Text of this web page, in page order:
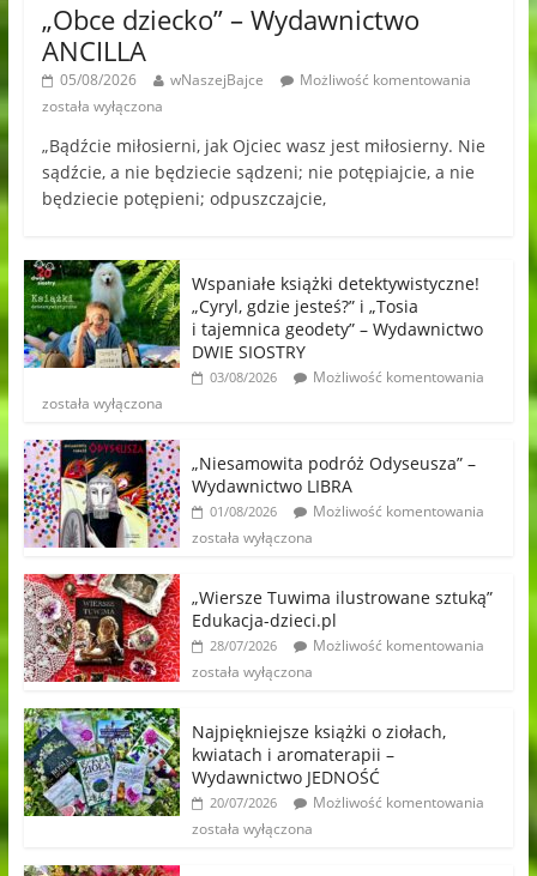
„Obce dziecko” – Wydawnictwo
ANCILLA
05/08/2026 wNaszejBajce
Możliwość komentowania
została wyłączona
„Bądźcie miłosierni, jak Ojciec wasz jest miłosierny. Nie
sądźcie, a nie będziecie sądzeni; nie potępiajcie, a nie
będziecie potępieni; odpuszczajcie,
Wspaniałe książki detektywistyczne!
„Cyryl, gdzie jesteś?” i „Tosia
i tajemnica geodety” – Wydawnictwo
DWIE SIOSTRY
03/08/2026
Możliwość komentowania
została wyłączona
„Niesamowita podróż Odyseusza” –
Wydawnictwo LIBRA
01/08/2026
Możliwość komentowania
została wyłączona
„Wiersze Tuwima ilustrowane sztuką”
Edukacja-dzieci.pl
28/07/2026
Możliwość komentowania
została wyłączona
Najpiękniejsze książki o ziołach,
kwiatach i aromaterapii –
Wydawnictwo JEDNOŚĆ
20/07/2026
Możliwość komentowania
została wyłączona